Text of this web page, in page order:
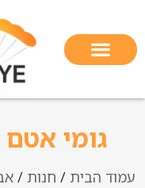
גומי
עמוד הבית / חנות /